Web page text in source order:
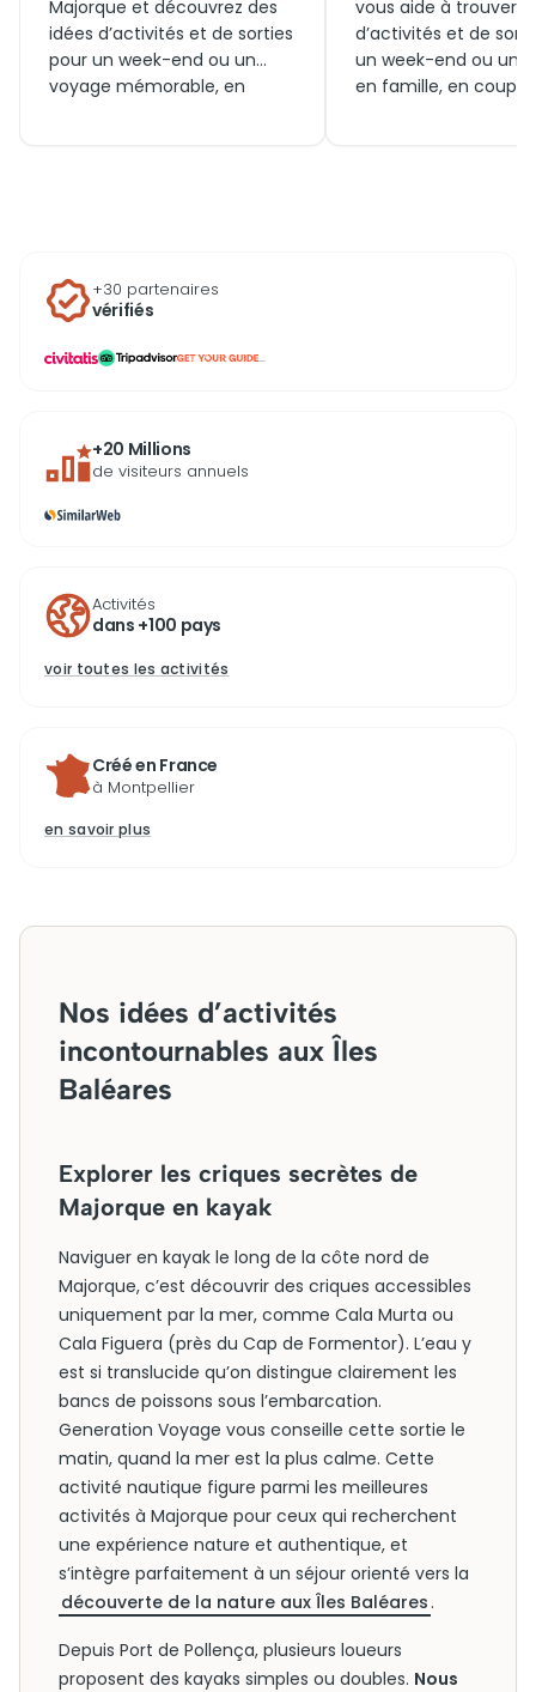
Majorque et découvrez des
idées d’activités et de sorties
pour un week-end ou un
voyage mémorable, en
autour de la capitale des
Baléares.
vous aide à trouver
d’activités et de
un week-end ou un
en famille, en couple
+30 partenaires
vérifiés
...
+20 Millions
de visiteurs annuels
Activités
dans +100 pays
voir toutes les activités
Créé en France
à Montpellier
en savoir plus
Nos idées d’activités
incontournables aux Îles
Baléares
Explorer les criques secrètes de
Majorque en kayak
Naviguer en kayak le long de la côte nord de
Majorque, c’est découvrir des criques accessibles
uniquement par la mer, comme Cala Murta ou
Cala Figuera (près du Cap de Formentor). L’eau y
est si translucide qu’on distingue clairement les
bancs de poissons sous l’embarcation.
Generation Voyage vous conseille cette sortie le
matin, quand la mer est la plus calme. Cette
activité nautique figure parmi les meilleures
activités à Majorque pour ceux qui recherchent
une expérience nature et authentique, et
s’intègre parfaitement à un séjour orienté vers la
découverte de la nature aux Îles Baléares .
Depuis Port de Pollença, plusieurs loueurs
proposent des kayaks simples ou doubles. Nous